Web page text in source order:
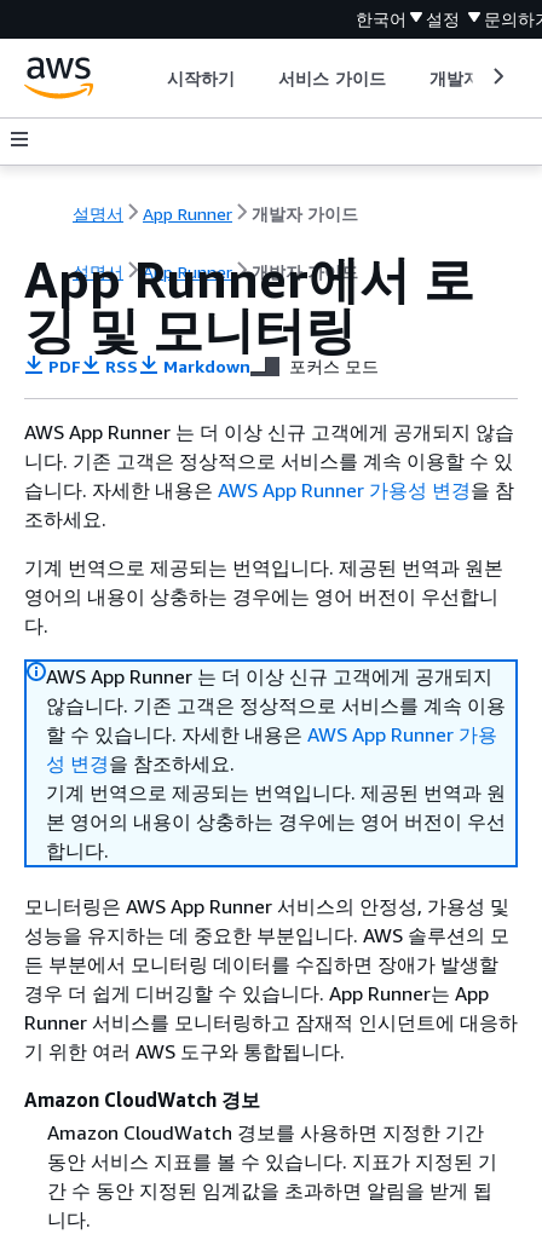
한국어 설정 문의하
시작하기 서비스 가이드 개발자 도구
설명서 App Runner 개발자 가이드
설명서 App Runner 개발자 가이드
App Runner에서 로
깅 및 모니터링
PDF RSS Markdown 포커스 모드
AWS App Runner 는 더 이상 신규 고객에게 공개되지 않습
니다. 기존 고객은 정상적으로 서비스를 계속 이용할 수 있
습니다. 자세한 내용은 AWS App Runner 가용성 변경을 참
조하세요.
기계 번역으로 제공되는 번역입니다. 제공된 번역과 원본
영어의 내용이 상충하는 경우에는 영어 버전이 우선합니
다.
AWS App Runner 는 더 이상 신규 고객에게 공개되지
않습니다. 기존 고객은 정상적으로 서비스를 계속 이용
할 수 있습니다. 자세한 내용은 AWS App Runner 가용
성 변경을 참조하세요.
기계 번역으로 제공되는 번역입니다. 제공된 번역과 원
본 영어의 내용이 상충하는 경우에는 영어 버전이 우선
합니다.
모니터링은 AWS App Runner 서비스의 안정성, 가용성 및
성능을 유지하는 데 중요한 부분입니다. AWS 솔루션의 모
든 부분에서 모니터링 데이터를 수집하면 장애가 발생할
경우 더 쉽게 디버깅할 수 있습니다. App Runner는 App
Runner 서비스를 모니터링하고 잠재적 인시던트에 대응하
기 위한 여러 AWS 도구와 통합됩니다.
Amazon CloudWatch 경보
Amazon CloudWatch 경보를 사용하면 지정한 기간
동안 서비스 지표를 볼 수 있습니다. 지표가 지정된 기
간 수 동안 지정된 임계값을 초과하면 알림을 받게 됩
니다.